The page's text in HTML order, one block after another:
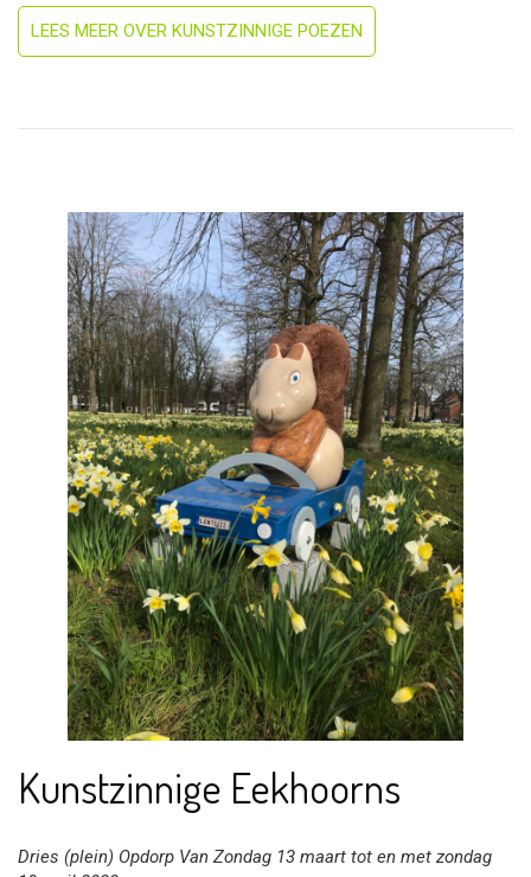
LEES MEER OVER KUNSTZINNIGE POEZEN
Kunstzinnige Eekhoorns
Dries (plein) Opdorp Van Zondag 13 maart tot en met zondag